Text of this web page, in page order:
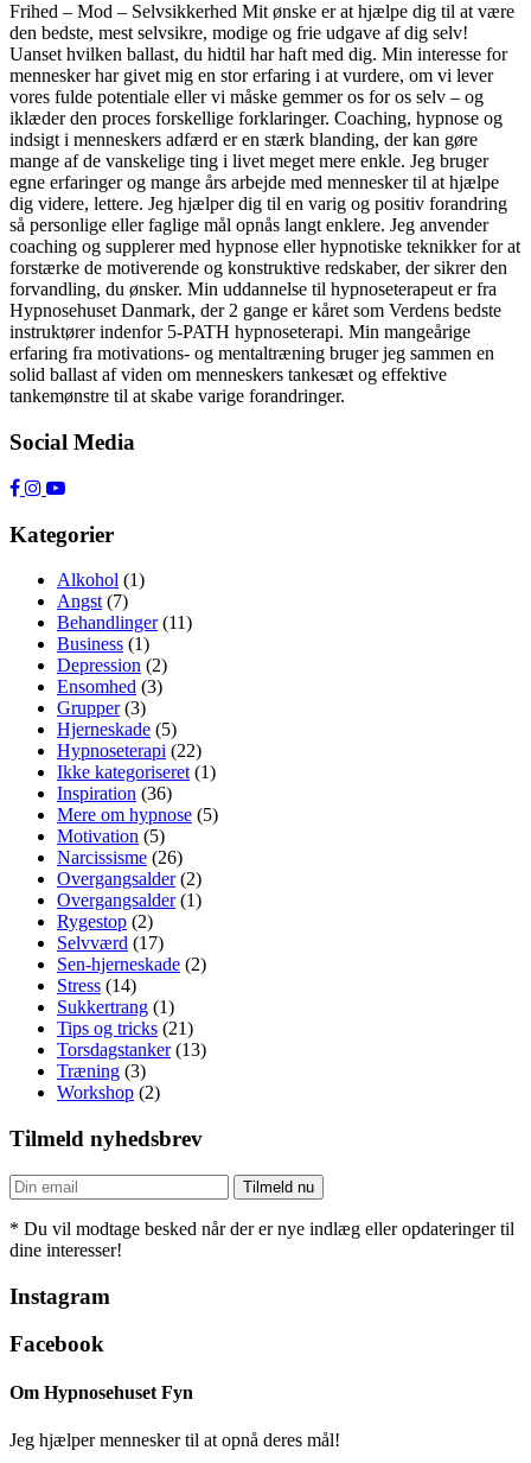
Frihed – Mod – Selvsikkerhed Mit ønske er at hjælpe dig til at være
den bedste, mest selvsikre, modige og frie udgave af dig selv!
Uanset hvilken ballast, du hidtil har haft med dig. Min interesse for
mennesker har givet mig en stor erfaring i at vurdere, om vi lever
vores fulde potentiale eller vi måske gemmer os for os selv – og
iklæder den proces forskellige forklaringer. Coaching, hypnose og
indsigt i menneskers adfærd er en stærk blanding, der kan gøre
mange af de vanskelige ting i livet meget mere enkle. Jeg bruger
egne erfaringer og mange års arbejde med mennesker til at hjælpe
dig videre, lettere. Jeg hjælper dig til en varig og positiv forandring
så personlige eller faglige mål opnås langt enklere. Jeg anvender
coaching og supplerer med hypnose eller hypnotiske teknikker for at
forstærke de motiverende og konstruktive redskaber, der sikrer den
forvandling, du ønsker. Min uddannelse til hypnoseterapeut er fra
Hypnosehuset Danmark, der 2 gange er kåret som Verdens bedste
instruktører indenfor 5-PATH hypnoseterapi. Min mangeårige
erfaring fra motivations- og mentaltræning bruger jeg sammen en
solid ballast af viden om menneskers tankesæt og effektive
tankemønstre til at skabe varige forandringer.
Social Media
Kategorier
Alkohol (1)
Angst (7)
Behandlinger(11)
Business (1)
Depression (2)
Ensomhed (3)
Grupper(3)
Hjerneskade (5)
Hypnoseterapi (22)
Ikke kategoriseret (1)
Inspiration (36)
Mere om hypnose (5)
Motivation (5)
Narcissisme (26)
Overgangsalder(2)
Overgangsalder(1)
Rygestop (2)
Selvværd (17)
Sen-hjerneskade (2)
Stress (14)
Sukkertrang (1)
Tips og tricks (21)
Torsdagstanker(13)
Træning (3)
Workshop (2)
Tilmeld nyhedsbrev
* Du vil modtage besked når der er nye indlæg eller opdateringer til
dine interesser!
Instagram
Facebook
Om Hypnosehuset Fyn
Jeg hjælper mennesker til at opnå deres mål!